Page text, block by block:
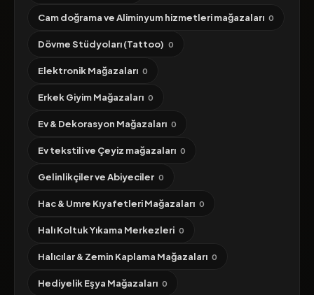
Cam doğrama ve Aliminyum hizmetleri mağazaları 0
Dövme Stüdyoları (Tattoo) 0
Elektronik Mağazaları 0
Erkek Giyim Mağazaları 0
Ev & Dekorasyon Mağazaları 0
Ev tekstili ve Çeyiz mağazaları 0
Gelinlikçiler ve Abiyeciler 0
Hac & Umre Kıyafetleri Mağazaları 0
Halı Koltuk Yıkama Merkezleri 0
Halıcılar & Zemin Kaplama Mağazaları 0
Hediyelik Eşya Mağazaları 0